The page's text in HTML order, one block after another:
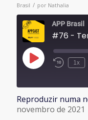
Brasil / por Nathalia
APP Brasil
#76 -
Reproduzir
episódio
1x
FEED RSS
COMPARTILHAR
Reproduzir numa
novembro de 2021